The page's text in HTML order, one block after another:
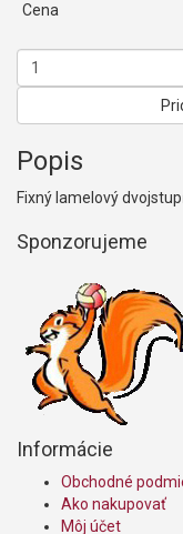
Cena
Popis
Fixný lamelový
Sponzorujeme
Informácie
Obchodné
Ako nakupovať
Môj účet